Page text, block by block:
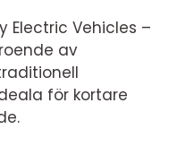
Electric Vehicles –
av
för kortare